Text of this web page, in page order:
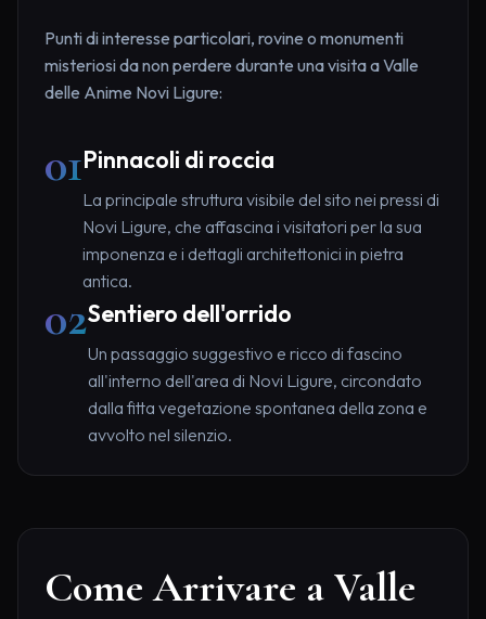
Punti di interesse particolari, rovine o monumenti
misteriosi da non perdere durante una visita a Valle
delle Anime Novi Ligure:
01Pinnacoli di roccia
La principale struttura visibile del sito nei pressi di
Novi Ligure, che affascina i visitatori per la sua
imponenza e i dettagli architettonici in pietra
antica.
02Sentiero dell'orrido
Un passaggio suggestivo e ricco di fascino
all'interno dell'area di Novi Ligure, circondato
dalla fitta vegetazione spontanea della zona e
avvolto nel silenzio.
Come Arrivare a Valle